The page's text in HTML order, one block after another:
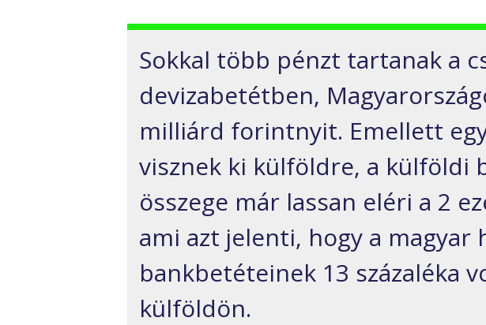
Sokkal több pénzt tartanak a
devizabetétben,
milliárd forintnyit. Emellett
visznek ki külföldre, a külföldi
összege már lassan eléri a 2
ami azt jelenti, hogy a magyar
bankbetéteinek 13 százaléka
külföldön.